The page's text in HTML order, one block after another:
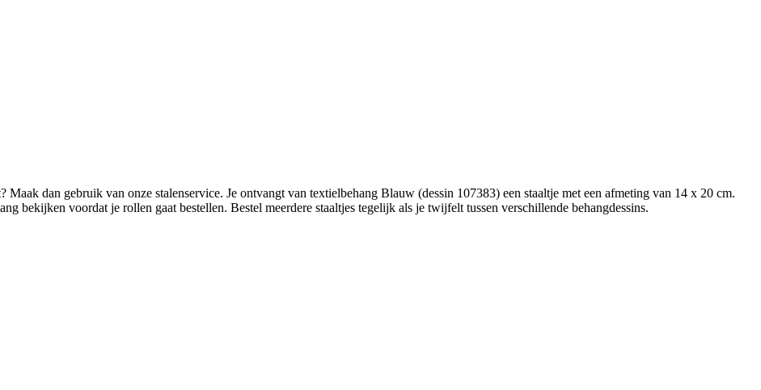
dan gebruik van onze stalenservice. Je ontvangt van textielbehang Blauw (dessin 107383) een staaltje met een afmeting van 14 x 20 cm.
bekijken voordat je rollen gaat bestellen. Bestel meerdere staaltjes tegelijk als je twijfelt tussen verschillende behangdessins.